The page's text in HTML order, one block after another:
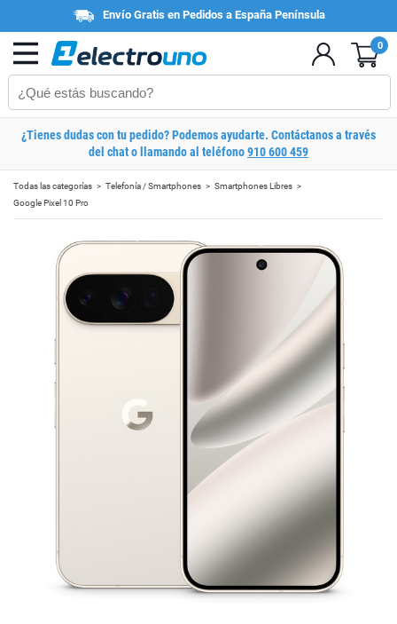
Envío Gratis en Pedidos a España Península
0
¿Tienes dudas con tu pedido? Podemos ayudarte. Contáctanos a través
del chat o llamando al teléfono910 600 459
Todas las categorías Telefonía / Smartphones
Smartphones Libres
Google Pixel 10 Pro